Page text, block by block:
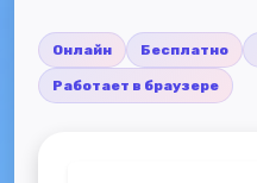
Онлайн Бесплатно
Работает в браузере